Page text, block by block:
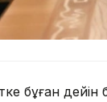
бұған